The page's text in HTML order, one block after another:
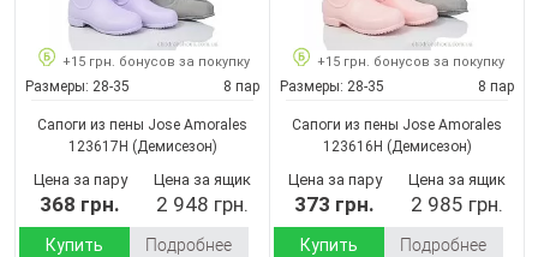
+15 грн. бонусов за покупку
Размеры: 28-35 8 пар
Сапоги из пены Jose Amorales
123617H (Демисезон)
Цена за пару
368 грн.
Цена за ящик
2 948 грн.
Купить Подробнее
+15 грн. бонусов за покупку
Размеры: 28-35 8 пар
Сапоги из пены Jose Amorales
123616H (Демисезон)
Цена за пару
373 грн.
Цена за ящик
2 985 грн.
Купить Подробнее